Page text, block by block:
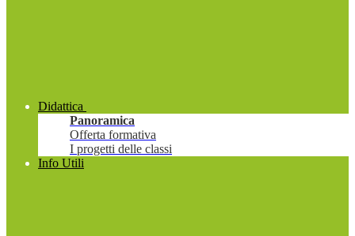
Didattica
Panoramica
Offerta formativa
I progetti delle classi
Info Utili